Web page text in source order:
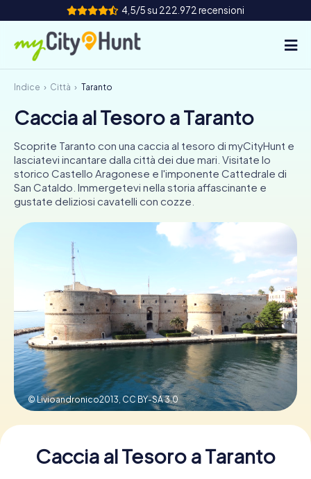
4,5/5 su 222.972 recensioni
Come funziona
Città
Tour
Team Building
Biglietti
IE
IT
NL
Prenota Biglietti
Acquista i Voucher
Indice Città Taranto
Caccia al Tesoro a Taranto
Scoprite Taranto con una caccia al tesoro di myCityHunt e
lasciatevi incantare dalla città dei due mari. Visitate lo
storico Castello Aragonese e l'imponente Cattedrale di
San Cataldo. Immergetevi nella storia affascinante e
gustate deliziosi cavatelli con cozze.
© Livioandronico2013, CC BY-SA 3.0
Caccia al Tesoro a Taranto